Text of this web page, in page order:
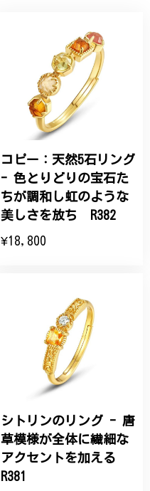
コピー：天然5石リング
- 色とりどりの宝石た
ちが調和し虹のような
美しさを放ち R382
¥18,800
シトリンのリング - 唐
草模様が全体に繊細な
アクセントを加える
R381